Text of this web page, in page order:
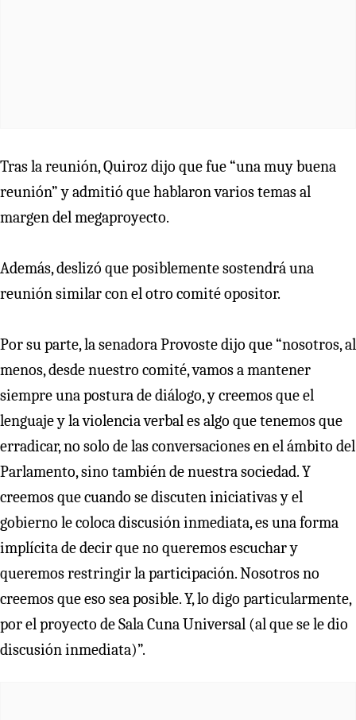
Tras la reunión, Quiroz dijo que fue “una muy buena
reunión” y admitió que hablaron varios temas al
margen del megaproyecto.
Además, deslizó que posiblemente sostendrá una
reunión similar con el otro comité opositor.
Por su parte, la senadora Provoste dijo que “nosotros, al
menos, desde nuestro comité, vamos a mantener
siempre una postura de diálogo, y creemos que el
lenguaje y la violencia verbal es algo que tenemos que
erradicar, no solo de las conversaciones en el ámbito del
Parlamento, sino también de nuestra sociedad. Y
creemos que cuando se discuten iniciativas y el
gobierno le coloca discusión inmediata, es una forma
implícita de decir que no queremos escuchar y
queremos restringir la participación. Nosotros no
creemos que eso sea posible. Y, lo digo particularmente,
por el proyecto de Sala Cuna Universal (al que se le dio
discusión inmediata)”.